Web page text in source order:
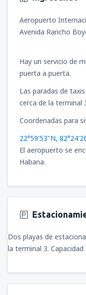
Aeropuerto
Avenida Rancho
Hay un servicio de
puerta a puerta.
Las paradas de
cerca de la terminal
Coordenadas para
22°59'53"N,
El aeropuerto se
Habana.
Dos playas de
la terminal 3.